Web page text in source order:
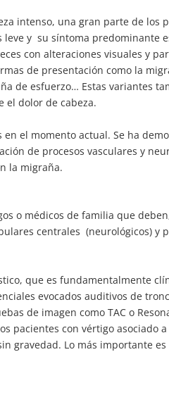
intenso, una gran parte de los
leve y su síntoma predominante
con alteraciones visuales y
de presentación como la
de esfuerzo… Estas variantes
el dolor de cabeza.
el momento actual. Se ha
de procesos vasculares y
la migraña.
o médicos de familia que
centrales (neurológicos) y
que es fundamentalmente
evocados auditivos de
de imagen como TAC o
pacientes con vértigo asociado
gravedad. Lo más importante